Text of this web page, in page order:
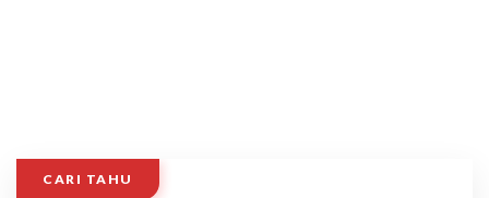
CARI TAHU